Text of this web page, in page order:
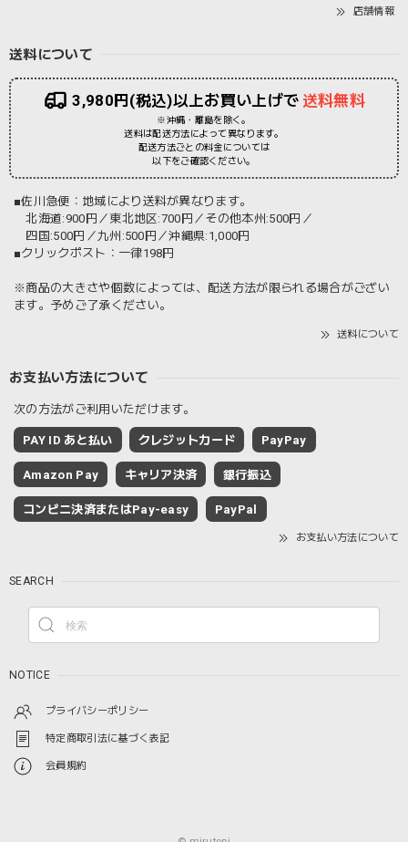
店舗情報
送料について
3,980円(税込)以上お買い上げで 送料無料
※沖縄・離島を除く。
送料は配送方法によって異なります。
配送方法ごとの料金については
以下をご確認ください。
■佐川急便：地域により送料が異なります。
北海道:900円／東北地区:700円／その他本州:500円／
四国:500円／九州:500円／沖縄県:1,000円
■クリックポスト：一律198円
※商品の大きさや個数によっては、配送方法が限られる場合がござい
ます。予めご了承ください。
送料について
お支払い方法について
次の方法がご利用いただけます。
PAY ID あと払い クレジットカード PayPay
Amazon Pay キャリア決済 銀行振込
コンビニ決済またはPay-easy PayPal
お支払い方法について
SEARCH
NOTICE
プライバシーポリシー
特定商取引法に基づく表記
会員規約